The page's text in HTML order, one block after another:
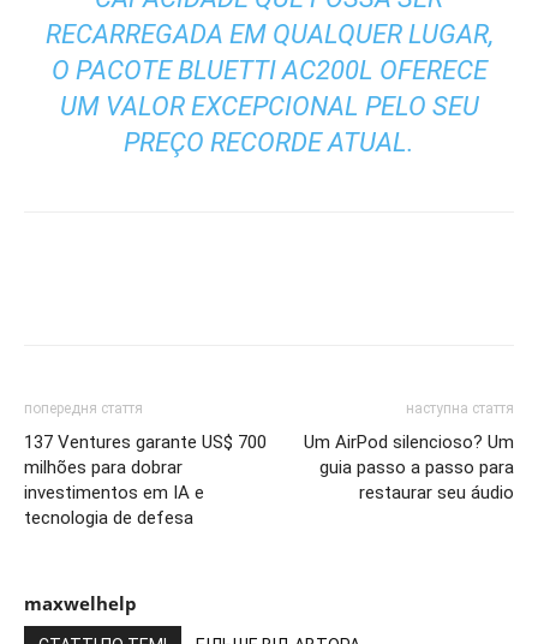
RECARREGADA EM QUALQUER LUGAR,
O PACOTE BLUETTI AC200L OFERECE
UM VALOR EXCEPCIONAL PELO SEU
PREÇO RECORDE ATUAL.
попередня стаття
137 Ventures garante US$ 700
milhões para dobrar
investimentos em IA e
tecnologia de defesa
наступна стаття
Um AirPod silencioso? Um
guia passo a passo para
restaurar seu áudio
maxwelhelp